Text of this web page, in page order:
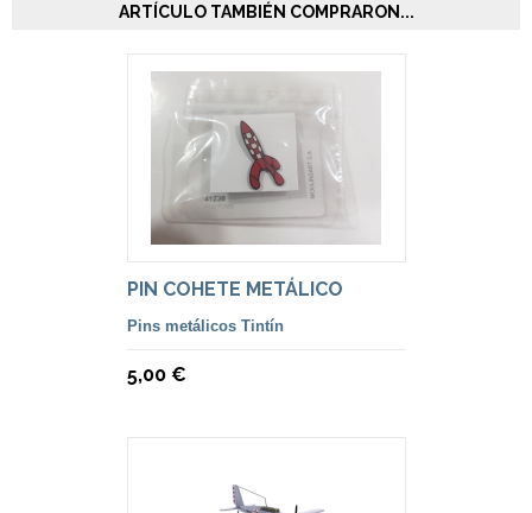
ARTÍCULO TAMBIÉN COMPRARON...
PIN COHETE METÁLICO
Pins metálicos Tintín
5,00 €